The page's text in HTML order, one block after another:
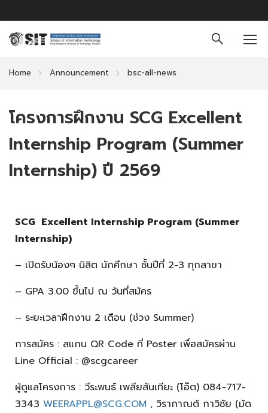
Home Announcement bsc-all-news
โครงการฝึกงาน SCG Excellent
Internship Program (Summer
Internship) ปี 2569
SCG Excellent Internship Program (Summer
Internship)
– เปิดรับน้องๆ นิสิต นักศึกษา ชั้นปีที่ 2-3 ทุกสาขา
– GPA 3.00 ขึ้นไป ณ วันที่สมัคร
– ระยะเวลาฝึกงาน 2 เดือน (ช่วง Summer)
การสมัคร : สแกน QR Code ที่ Poster เพื่อสมัครผ่าน
Line Official : @scgcareer
ผู้ดูแลโครงการ : วีระพนธ์ เพลียสันเทียะ (โอ๊ต) 084-717-
3343 WEERAPPL@SCG.COM , วิรากาณต์ กาวิชัย (มัด